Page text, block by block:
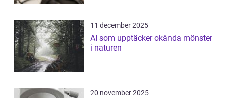
11 december 2025
AI som upptäcker okända mönster
i naturen
20 november 2025